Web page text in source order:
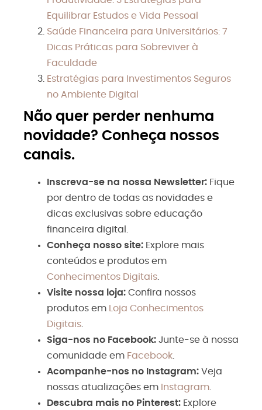
Equilibrar Estudos e Vida Pessoal
Saúde Financeira para Universitários: 7
Dicas Práticas para Sobreviver à
Faculdade
Estratégias para Investimentos Seguros
no Ambiente Digital
Não quer perder nenhuma
novidade? Conheça nossos
canais.
Inscreva-se na nossa Newsletter: Fique
por dentro de todas as novidades e
dicas exclusivas sobre educação
financeira digital.
Conheça nosso site: Explore mais
conteúdos e produtos em
Conhecimentos Digitais
Visite nossa loja: Confira nossos
produtos em
Loja Conhecimentos
Digitais
Siga-nos no Facebook: Junte-se à nossa
comunidade em Facebook
Acompanhe-nos no Instagram: Veja
nossas atualizações em Instagram
Descubra mais no Pinterest: Explore